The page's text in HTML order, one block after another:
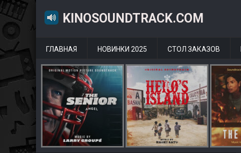
KINOSOUNDTRACK.COM
ГЛАВНАЯ НОВИНКИ 2025 СТОЛ ЗАКАЗОВ